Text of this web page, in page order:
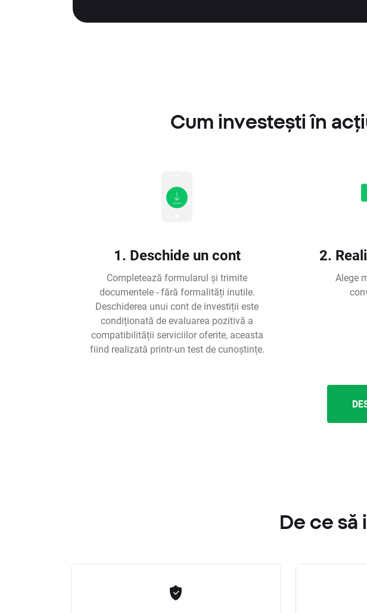
Cum investești în
1. Deschide un cont
Completează formularul și trimite
documentele - fără formalități inutile.
Deschiderea unui cont de investiții este
condiționată de evaluarea pozitivă a
compatibilității serviciilor oferite, aceasta
fiind realizată printr-un test de cunoștințe.
2.
Alege
De ce să